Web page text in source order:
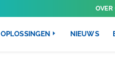
OVER
OPLOSSINGEN NIEUWS